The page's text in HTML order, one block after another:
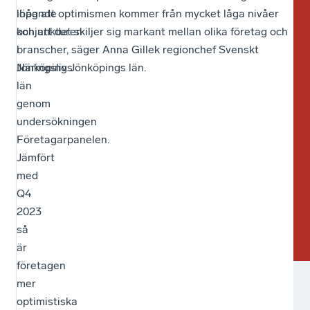
löpande
konjunkturen
i
Jönköpings
län
genom
undersökningen
Företagarpanelen.
Jämfört
med
Q4
2023
så
är
företagen
mer
optimistiska
ihåg att optimismen kommer från mycket låga nivåer
och att det skiljer sig markant mellan olika företag och
branscher, säger Anna Gillek regionchef Svenskt
Näringsliv Jönköpings län.
bli